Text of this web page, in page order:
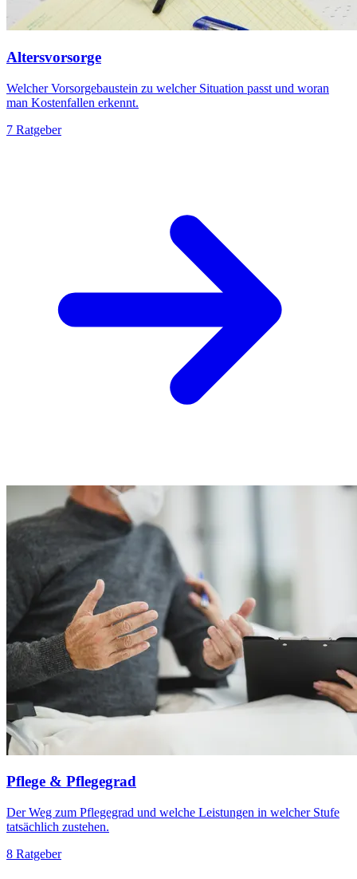
Altersvorsorge
Welcher Vorsorgebaustein zu welcher Situation passt und woran
man Kostenfallen erkennt.
7 Ratgeber
Pflege & Pflegegrad
Der Weg zum Pflegegrad und welche Leistungen in welcher Stufe
tatsächlich zustehen.
8 Ratgeber